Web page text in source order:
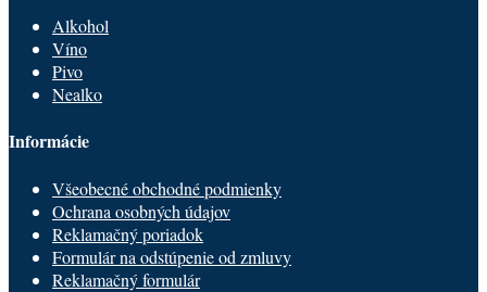
Alkohol
Víno
Pivo
Nealko
Informácie
Všeobecné obchodné podmienky
Ochrana osobných údajov
Reklamačný poriadok
Formulár na odstúpenie od zmluvy
Reklamačný formulár